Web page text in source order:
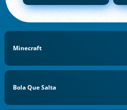
Minecraft
Bola Que Salta